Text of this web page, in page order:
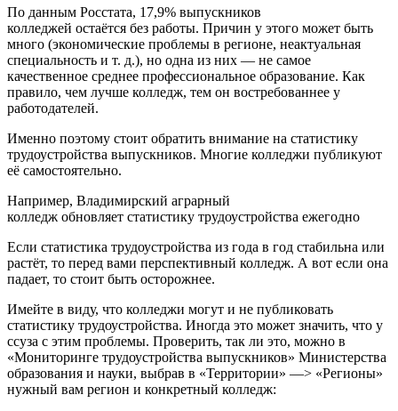
По данным Росстата, 17,9% выпускников
колледжей остаётся без работы. Причин у этого может быть
много (экономические проблемы в регионе, неактуальная
специальность и т. д.), но одна из них — не самое
качественное среднее профессиональное образование. Как
правило, чем лучше колледж, тем он востребованнее у
работодателей.
Именно поэтому стоит обратить внимание на статистику
трудоустройства выпускников. Многие колледжи публикуют
её самостоятельно.
Например, Владимирский аграрный
колледж обновляет статистику трудоустройства ежегодно
Если статистика трудоустройства из года в год стабильна или
растёт, то перед вами перспективный колледж. А вот если она
падает, то стоит быть осторожнее.
Имейте в виду, что колледжи могут и не публиковать
статистику трудоустройства. Иногда это может значить, что у
ссуза с этим проблемы. Проверить, так ли это, можно в
«Мониторинге трудоустройства выпускников» Министерства
образования и науки, выбрав в «Территории» —> «Регионы»
нужный вам регион и конкретный колледж: